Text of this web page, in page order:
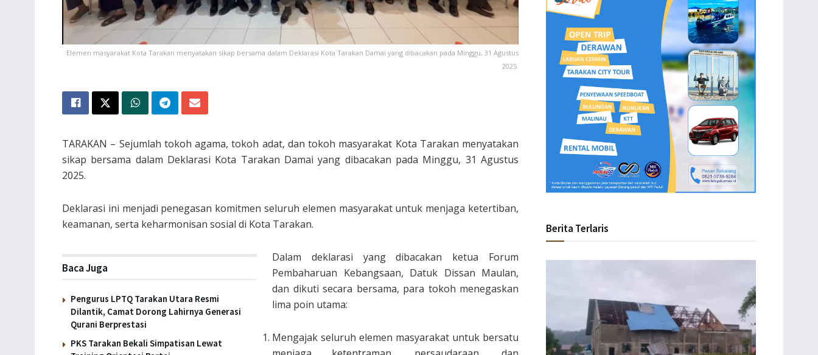
Elemen masyarakat Kota Tarakan menyatakan sikap bersama dalam Deklarasi Kota Tarakan Damai yang dibacakan pada Minggu, 31 Agustus
2025.
TARAKAN – Sejumlah tokoh agama, tokoh adat, dan tokoh masyarakat Kota Tarakan menyatakan
sikap bersama dalam Deklarasi Kota Tarakan Damai yang dibacakan pada Minggu, 31 Agustus
2025.
Deklarasi ini menjadi penegasan komitmen seluruh elemen masyarakat untuk menjaga ketertiban,
keamanan, serta keharmonisan sosial di Kota Tarakan.
Baca Juga
Pengurus LPTQ Tarakan Utara Resmi
Dilantik, Camat Dorong Lahirnya Generasi
Qurani Berprestasi
PKS Tarakan Bekali Simpatisan Lewat
Dalam deklarasi yang dibacakan ketua Forum
Pembaharuan Kebangsaan, Datuk Dissan Maulan,
dan dikuti secara bersama, para tokoh menegaskan
lima poin utama:
Mengajak seluruh elemen masyarakat untuk bersatu
Berita Terlaris